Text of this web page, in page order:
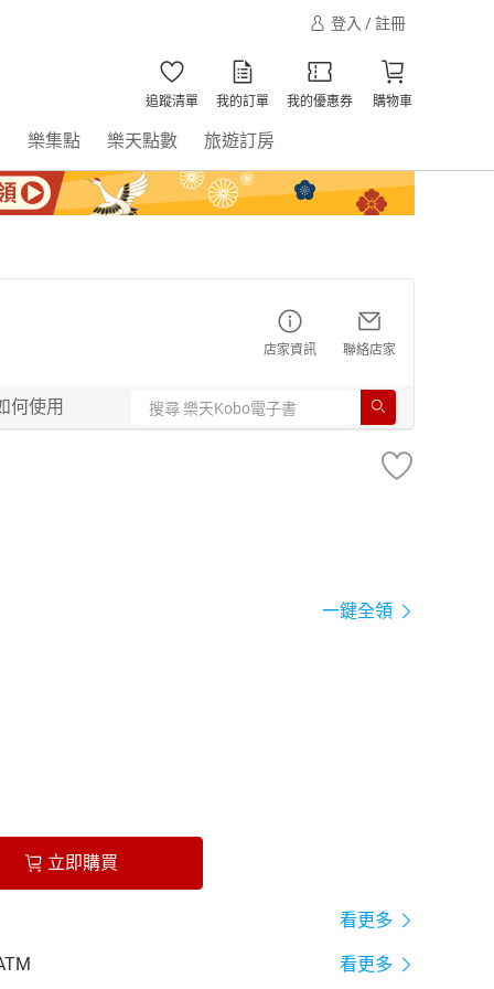
登入 / 註冊
追蹤清單 我的訂單 我的優惠券 購物車
樂集點 樂天點數 旅遊訂房
店家資訊 聯絡店家
何使用
一鍵全領
立即購買
看更多
看更多